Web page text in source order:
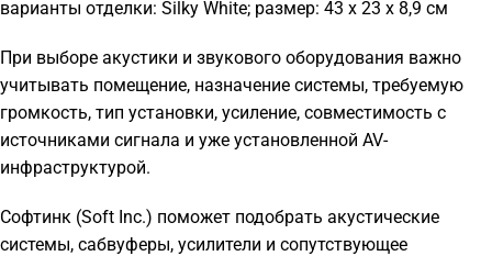
варианты отделки: Silky White; размер: 43 x 23 x 8,9 см
При выборе акустики и звукового оборудования важно
учитывать помещение, назначение системы, требуемую
громкость, тип установки, усиление, совместимость с
источниками сигнала и уже установленной AV-
инфраструктурой.
Софтинк (Soft Inc.) поможет подобрать акустические
системы, сабвуферы, усилители и сопутствующее